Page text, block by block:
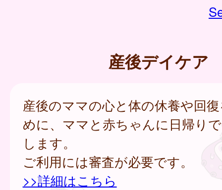
産後デイケア
産後のママの心と体の休養や回
めに、ママと赤ちゃんに日帰り
します。
ご利用には審査が必要です。
>>詳細はこちら